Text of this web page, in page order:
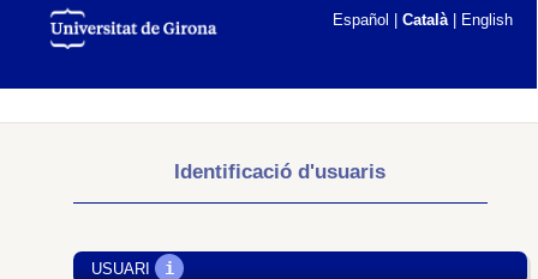
Español Català| English
Identificació d'usuaris
USUARI i